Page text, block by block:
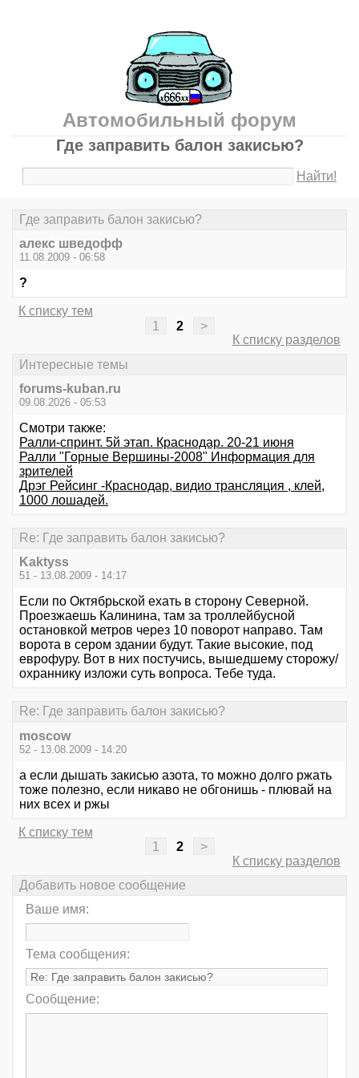
Автомобильный форум
Где заправить балон закисью?
Найти!
Где заправить балон закисью?
алекс шведофф
11.08.2009 - 06:58
?
К списку тем
1
2
>
К списку разделов
Интересные темы
forums-kuban.ru
09.08.2026 - 05:53
Смотри также:
Ралли-спринт. 5й этап. Краснодар. 20-21 июня
Ралли "Горные Вершины-2008" Информация для
зрителей
Дрэг Рейсинг -Краснодар, видио трансляция , клей,
1000 лошадей.
Re: Где заправить балон закисью?
Kaktyss
51 - 13.08.2009 - 14:17
Если по Октябрьской ехать в сторону Северной.
Проезжаешь Калинина, там за троллейбусной
остановкой метров через 10 поворот направо. Там
ворота в сером здании будут. Такие высокие, под
еврофуру. Вот в них постучись, вышедшему сторожу/
охраннику изложи суть вопроса. Тебе туда.
Re: Где заправить балон закисью?
moscow
52 - 13.08.2009 - 14:20
а если дышать закисью азота, то можно долго ржать
тоже полезно, если никаво не обгонишь - плювай на
них всех и ржы
К списку тем
1
2
>
К списку разделов
Добавить новое сообщение
Ваше имя:
Тема сообщения:
Сообщение: